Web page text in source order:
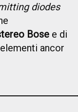
diodes
Bose e di
ancor